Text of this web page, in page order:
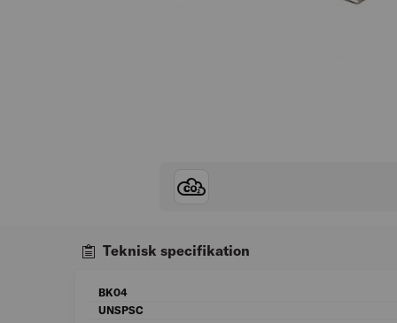
Teknisk specifikation
BK04
UNSPSC